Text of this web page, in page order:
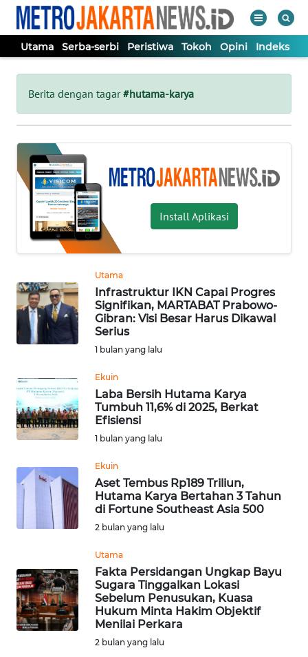
Utama Serba-serbi Peristiwa Tokoh Opini Indeks
Berita dengan tagar#hutama-karya
Install Aplikasi
Utama
Infrastruktur IKN Capai Progres
Signifikan, MARTABAT Prabowo-
Gibran: Visi Besar Harus Dikawal
Serius
1 bulan yang lalu
Ekuin
Laba Bersih Hutama Karya
Tumbuh 11,6% di 2025, Berkat
Efisiensi
1 bulan yang lalu
Ekuin
Aset Tembus Rp189 Triliun,
Hutama Karya Bertahan 3 Tahun
di Fortune Southeast Asia 500
2 bulan yang lalu
Utama
Fakta Persidangan Ungkap Bayu
Sugara Tinggalkan Lokasi
Sebelum Penusukan, Kuasa
Hukum Minta Hakim Objektif
Menilai Perkara
2 bulan yang lalu
Tutup
UTAMA
SERBA-
SERBI
PERISTIWA
TOKOH
OPINI
Informasi
BERITA
KONTAK
KAMI
INFO
IKLAN
TENTANG
KAMI
PEDOMAN
MEDIA
SIBER
REDAKSI